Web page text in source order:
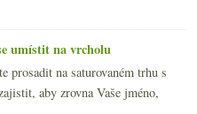
umístit na vrcholu
prosadit na saturovaném trhu s
aby zrovna Vaše jméno,